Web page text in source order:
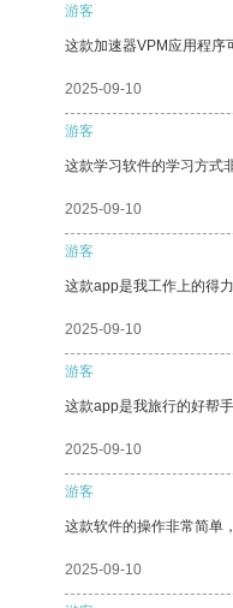
游客
这款加速器VPM应用程序
2025-09-10
游客
这款学习软件的学习方式
2025-09-10
游客
这款app是我工作上的得
2025-09-10
游客
这款app是我旅行的好帮
2025-09-10
游客
这款软件的操作非常简单
2025-09-10